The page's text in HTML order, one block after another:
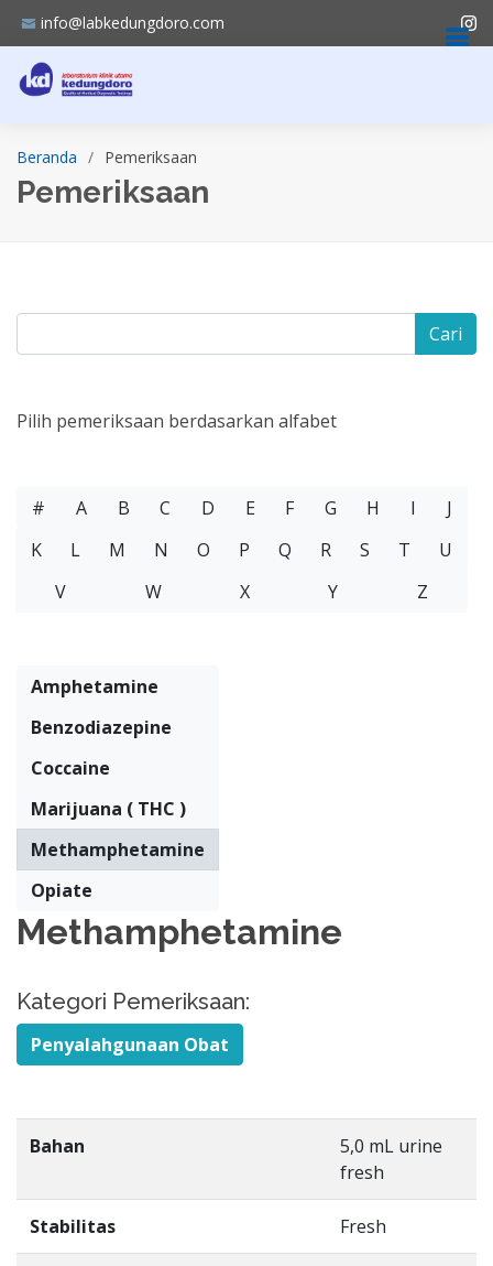
info@labkedungdoro.com
Beranda Pemeriksaan
Pemeriksaan
Cari
Pilih pemeriksaan berdasarkan alfabet
# A B C D E F G H I
J
K
L M N O P Q R S T
U
V
W X Y Z
Amphetamine
Benzodiazepine
Coccaine
Marijuana ( THC )
Methamphetamine
Opiate
Methamphetamine
Kategori Pemeriksaan:
Penyalahgunaan Obat
Bahan
5,0 mL urine
fresh
Stabilitas Fresh